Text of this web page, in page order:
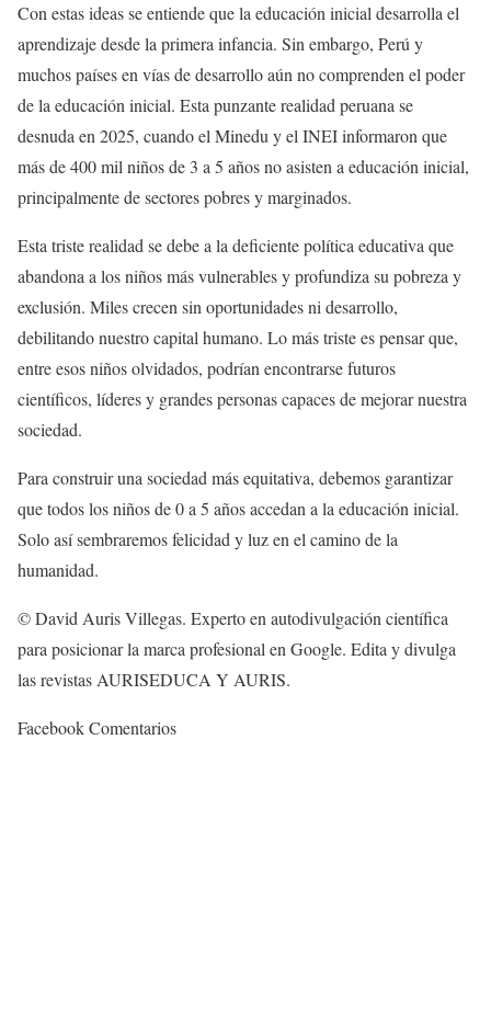
Con estas ideas se entiende que la educación inicial desarrolla el
aprendizaje desde la primera infancia. Sin embargo, Perú y
muchos países en vías de desarrollo aún no comprenden el poder
de la educación inicial. Esta punzante realidad peruana se
desnuda en 2025, cuando el Minedu y el INEI informaron que
más de 400 mil niños de 3 a 5 años no asisten a educación inicial,
principalmente de sectores pobres y marginados.
Esta triste realidad se debe a la deficiente política educativa que
abandona a los niños más vulnerables y profundiza su pobreza y
exclusión. Miles crecen sin oportunidades ni desarrollo,
debilitando nuestro capital humano. Lo más triste es pensar que,
entre esos niños olvidados, podrían encontrarse futuros
científicos, líderes y grandes personas capaces de mejorar nuestra
sociedad.
Para construir una sociedad más equitativa, debemos garantizar
que todos los niños de 0 a 5 años accedan a la educación inicial.
Solo así sembraremos felicidad y luz en el camino de la
humanidad.
© David Auris Villegas. Experto en autodivulgación científica
para posicionar la marca profesional en Google. Edita y divulga
las revistas AURISEDUCA Y AURIS.
Facebook Comentarios